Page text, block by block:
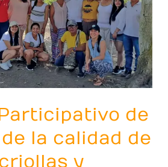
de
la calidad de
y